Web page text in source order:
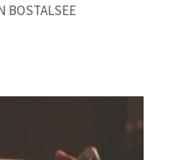
BOSTALSEE